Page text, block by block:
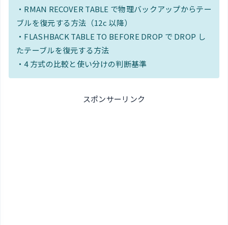
・RMAN RECOVER TABLE で物理バックアップからテー
ブルを復元する方法（12c 以降）
・FLASHBACK TABLE TO BEFORE DROP で DROP し
たテーブルを復元する方法
・4 方式の比較と使い分けの判断基準
スポンサーリンク